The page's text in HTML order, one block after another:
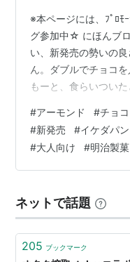
※本ページには、ﾌﾟﾛ
グ参加中☆ にほんブ
い、新発売の勢いの
ん。ダブルでチョコ
もーと、食らいつい
ーズリンク
書きとおりだ。「チ
ュをチョコでコーティ
ッピングしました」
いが、注意が必要だ。…
#アーモンド #チョ
#新発売 #イケダパン
#大人向け #明治製菓
ネットで話題
205 ブックマーク